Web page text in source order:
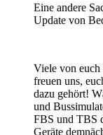
Eine andere
Update von
Viele von euch
freuen uns,
dazu gehört!
und
FBS und TBS
Geräte